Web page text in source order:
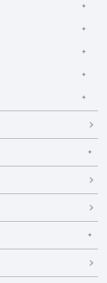
ノ島電鉄
南道路の
港北ニュータウン店